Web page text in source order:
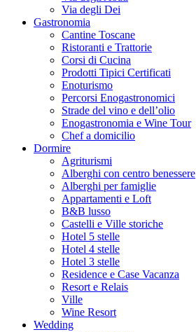
Via degli Dei
Gastronomia
Cantine Toscane
Ristoranti e Trattorie
Corsi di Cucina
Prodotti Tipici Certificati
Enoturismo
Percorsi Enogastronomici
Strade del vino e dell’olio
Enogastronomia e Wine Tour
Chef a domicilio
Dormire
Agriturismi
Alberghi con centro benessere
Alberghi per famiglie
Appartamenti e Loft
B&B lusso
Castelli e Ville storiche
Hotel 5 stelle
Hotel 4 stelle
Hotel 3 stelle
Residence e Case Vacanza
Resort e Relais
Ville
Wine Resort
Wedding